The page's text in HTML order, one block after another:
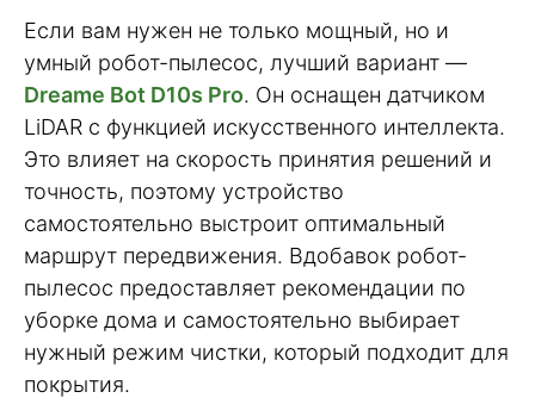
Если вам нужен не только мощный, но и
умный робот-пылесос, лучший вариант —
Dreame Bot D10s Pro. Он оснащен датчиком
LiDAR с функцией искусственного интеллекта.
Это влияет на скорость принятия решений и
точность, поэтому устройство
самостоятельно выстроит оптимальный
маршрут передвижения. Вдобавок робот-
пылесос предоставляет рекомендации по
уборке дома и самостоятельно выбирает
нужный режим чистки, который подходит для
покрытия.